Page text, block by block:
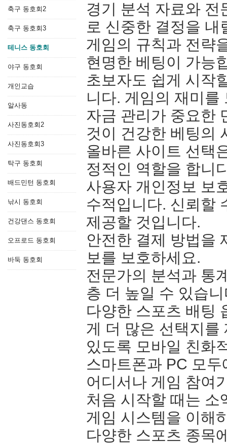
축구 동호회2
축구 동호회3
테니스 동호회
야구 동호회
개인교습
알사동
사진동호회2
사진동호회3
탁구 동호회
배드민턴 동호회
낚시 동호회
건강댄스 동호회
오프로드 동호회
바둑 동호회
경기 분석 자료와 전
로 신중한 결정을 내
게임의 규칙과 전략
현명한 베팅이 가능
초보자도 쉽게 시작
니다. 게임의 재미
자금 관리가 중요한
것이 건강한 베팅의
올바른 사이트 선택
정적인 역할을 합니
사용자 개인정보 보
수적입니다. 신뢰할
제공할 것입니다.
안전한 결제 방법을
보를 보호하세요.
전문가의 분석과 통
층 더 높일 수 있습
다양한 스포츠 배팅
게 더 많은 선택지를
있도록 모바일 친화
스마트폰과 PC 모
어디서나 게임 참여
처음 시작할 때는 소
게임 시스템을 이해
다양한 스포츠 종목